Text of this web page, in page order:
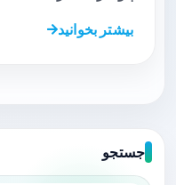
بیشتر بخوانید
جستجو